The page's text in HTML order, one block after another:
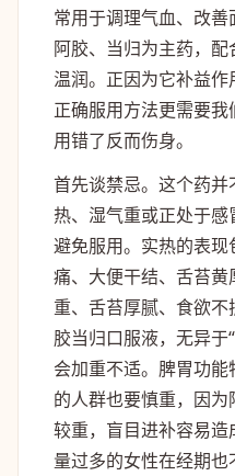
常用于调理气血、改
阿胶、当归为主药，
温润。正因为它补益
正确服用方法更需要我
用错了反而伤身。
首先谈禁忌。这个药
热、湿气重或正处于
避免服用。实热的表
痛、大便干结、舌苔
重、舌苔厚腻、食欲
胶当归口服液，无异于
会加重不适。脾胃功
的人群也要慎重，因
较重，盲目进补容易
量过多的女性在经期